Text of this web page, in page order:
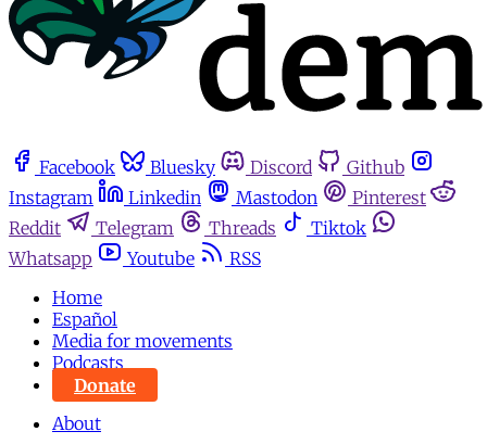
Facebook Bluesky Discord
Github
Instagram
Linkedin Mastodon
Pinterest
Reddit
Telegram Threads
Tiktok
Whatsapp
Youtube
RSS
Home
Español
Media for movements
Podcasts
Donate
About